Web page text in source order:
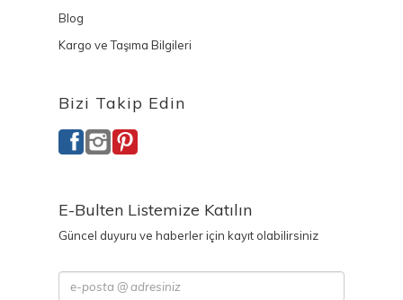
Blog
Kargo ve Taşıma Bilgileri
Bizi Takip Edin
E-Bulten Listemize Katılın
Güncel duyuru ve haberler için kayıt olabilirsiniz